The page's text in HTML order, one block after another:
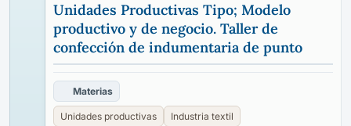
Unidades Productivas Tipo; Modelo
productivo y de negocio. Taller de
confección de indumentaria de punto
Materias
Unidades productivas
Industria textil